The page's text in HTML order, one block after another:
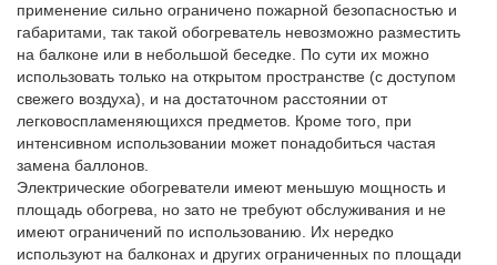
применение сильно ограничено пожарной безопасностью и
габаритами, так такой обогреватель невозможно разместить
на балконе или в небольшой беседке. По сути их можно
использовать только на открытом пространстве (с доступом
свежего воздуха), и на достаточном расстоянии от
легковоспламеняющихся предметов. Кроме того, при
интенсивном использовании может понадобиться частая
замена баллонов.
Электрические обогреватели имеют меньшую мощность и
площадь обогрева, но зато не требуют обслуживания и не
имеют ограничений по использованию. Их нередко
используют на балконах и других ограниченных по площади